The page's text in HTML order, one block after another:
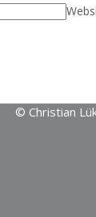
© Christian